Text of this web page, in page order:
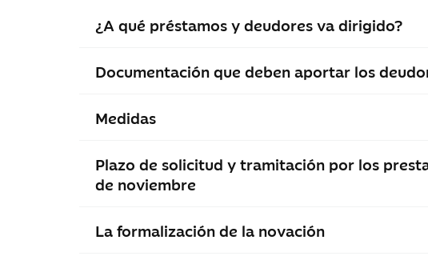
¿A qué préstamos y deudores va dirigido?
Documentación que deben aportar los
Medidas
Plazo de solicitud y tramitación por los
de noviembre
La formalización de la novación